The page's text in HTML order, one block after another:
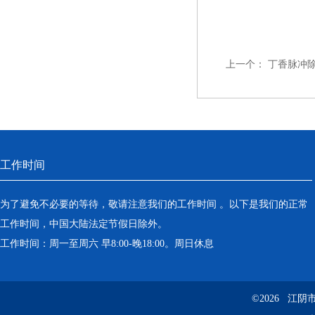
上一个： 丁香脉冲
工作时间
为了避免不必要的等待，敬请注意我们的工作时间 。以下是我们的正常
工作时间，中国大陆法定节假日除外。
工作时间：周一至周六 早8:00-晚18:00。周日休息
©2026 江阴